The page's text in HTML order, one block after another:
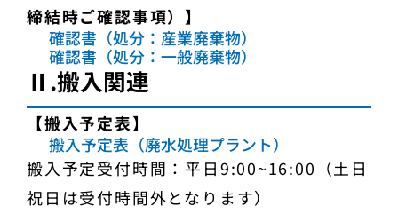
締結時ご確認事項）】
確認書（処分：産業廃棄物）
確認書（処分：一般廃棄物）
Ⅱ.搬入関連
【搬入予定表】
搬入予定表（廃水処理プラント）
搬入予定受付時間：平日9:00~16:00（土日
祝日は受付時間外となります）